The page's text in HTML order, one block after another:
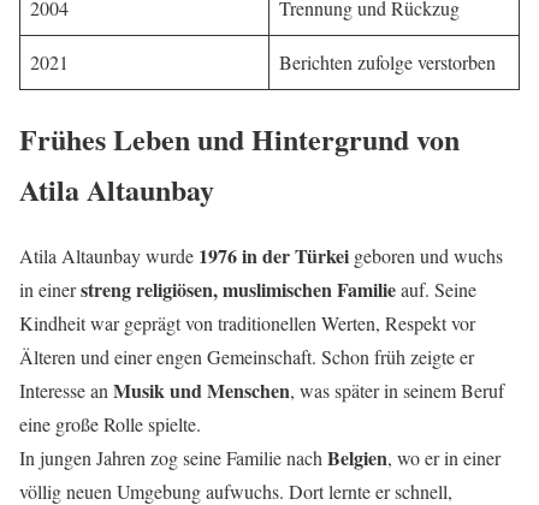
2004 Trennung und Rückzug
2021 Berichten zufolge verstorben
Frühes Leben und Hintergrund von
Atila Altaunbay
Atila Altaunbay wurde 1976 in der Türkei geboren und wuchs
in einerstreng religiösen, muslimischen Familieauf. Seine
Kindheit war geprägt von traditionellen Werten, Respekt vor
Älteren und einer engen Gemeinschaft. Schon früh zeigte er
Interesse an Musik und Menschen, was später in seinem Beruf
eine große Rolle spielte.
In jungen Jahren zog seine Familie nach Belgien, wo er in einer
völlig neuen Umgebung aufwuchs. Dort lernte er schnell,